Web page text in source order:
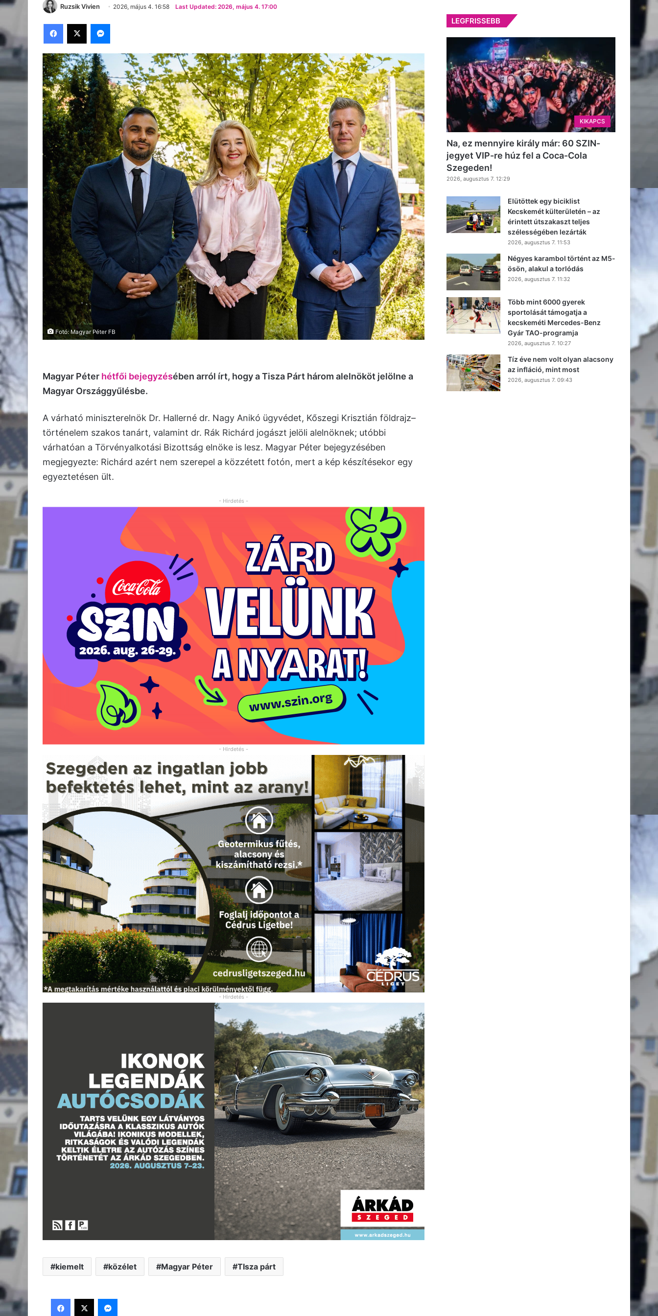
Ruzsik Vivien 2026, május 4. 16:58 Last Updated: 2026, május 4. 17:00
Facebook
X Messenger
Fotó: Magyar Péter FB
Magyar Péter hétfői bejegyzésében arról írt, hogy a Tisza Párt három alelnököt jelölne a
Magyar Országgyűlésbe.
A várható miniszterelnök Dr. Hallerné dr. Nagy Anikó ügyvédet, Kőszegi Krisztián földrajz–
történelem szakos tanárt, valamint dr. Rák Richárd jogászt jelöli alelnöknek; utóbbi
várhatóan a Törvényalkotási Bizottság elnöke is lesz. Magyar Péter bejegyzésében
megjegyezte: Richárd azért nem szerepel a közzétett fotón, mert a kép készítésekor egy
egyeztetésen ült.
- Hirdetés -
- Hirdetés -
- Hirdetés -
kiemelt közélet Magyar Péter TIsza párt
Facebook
X Messenger
LEGFRISSEBB
KIKAPCS
Na, ez mennyire király már: 60 SZIN-
jegyet VIP-re húz fel a Coca-Cola
Szegeden!
2026, augusztus 7. 12:29
Elütöttek egy biciklist
Kecskemét külterületén – az
érintett útszakaszt teljes
szélességében lezárták
2026, augusztus 7. 11:53
Négyes karambol történt az M5-
ösön, alakul a torlódás
2026, augusztus 7. 11:32
Több mint 6000 gyerek
sportolását támogatja a
kecskeméti Mercedes-Benz
Gyár TAO-programja
2026, augusztus 7. 10:27
Tíz éve nem volt olyan alacsony
az infláció, mint most
2026, augusztus 7. 09:43